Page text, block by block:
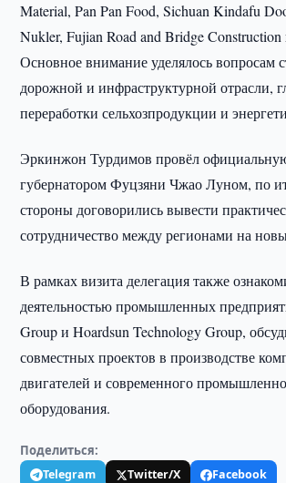
Material, Pan Pan Food, Sichuan Kindafu
Nukler, Fujian Road and Bridge
Основное внимание уделялось вопросам
дорожной и инфраструктурной отрасли,
переработки сельхозпродукции и
Эркинжон Турдимов провёл
губернатором Фуцзяни Чжао Луном, по
стороны договорились вывести
сотрудничество между регионами на
В рамках визита делегация также
деятельностью промышленных
Group и Hoardsun Technology Group,
совместных проектов в производстве
двигателей и современного
оборудования.
Поделиться:
Telegram Twitter/X
Facebook